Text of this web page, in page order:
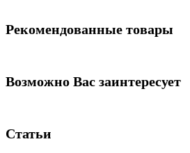
Рекомендованные товары
Возможно Вас заинтересует
Статьи